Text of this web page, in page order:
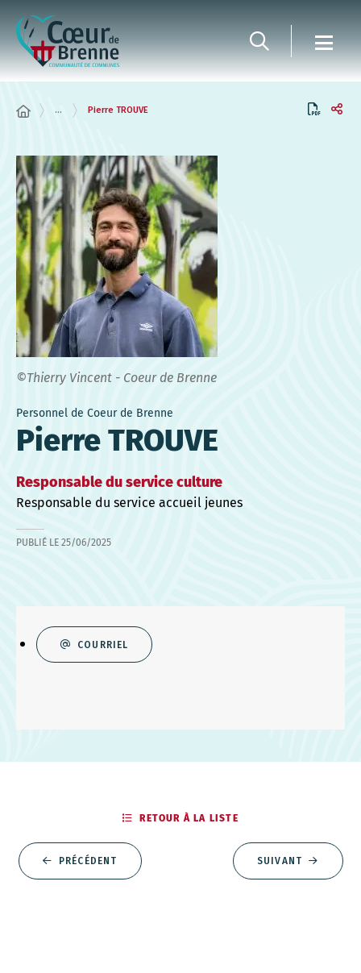
... Pierre TROUVE
Personnel de Coeur de Brenne
Pierre TROUVE
Responsable du service culture
Responsable du service accueil jeunes
PUBLIÉ LE 25/06/2025
©Thierry Vincent - Coeur de Brenne
COURRIEL
PRÉCÉDENT
RETOUR À LA LISTE
SUIVANT